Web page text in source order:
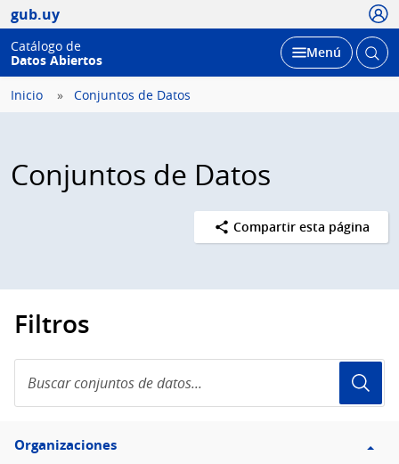
gub.uy
Catálogo de
Datos Abiertos
Desplegar
Menú Abrir
Inicio Conjuntos de Datos
Conjuntos de Datos
Compartir esta página
Filtros
conjuntos
de
Filtro
Organizaciones